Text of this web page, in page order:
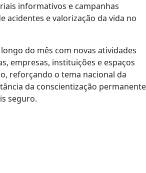
informativos e campanhas
acidentes e valorização da vida no
do mês com novas atividades
empresas, instituições e espaços
reforçando o tema nacional da
da conscientização permanente
seguro.